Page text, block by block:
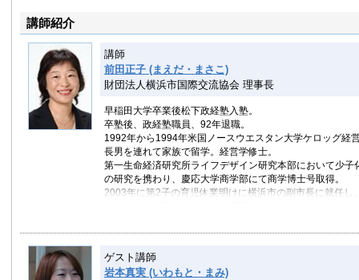
講師紹介
講師
前田正子 (まえだ・まさこ)
財団法人横浜市国際交流協会 理事長
早稲田大学卒業後松下政経塾入塾。
卒塾後、政経塾職員、92年退職。
1992年から1994年米国ノースウエスタン大学ケロッグ経
長男を連れて家族で留学。経営学修士。
第一生命経済研究所ライフデザイン研究本部において少子
の研究を携わり、慶応大学商学部にて商学博士号取得。
2003年に第2子の育児休業明けに横浜市の副市長に就任し
保育園を116箇所新設するだけでなく、専業主婦の子育て
2007年に横浜市副市長を任期満了にて退任。現在は、財
協会 理事長として在住外国人の生活支援やニューカマー
ゲスト講師
岩本真実 (いわもと・まみ)